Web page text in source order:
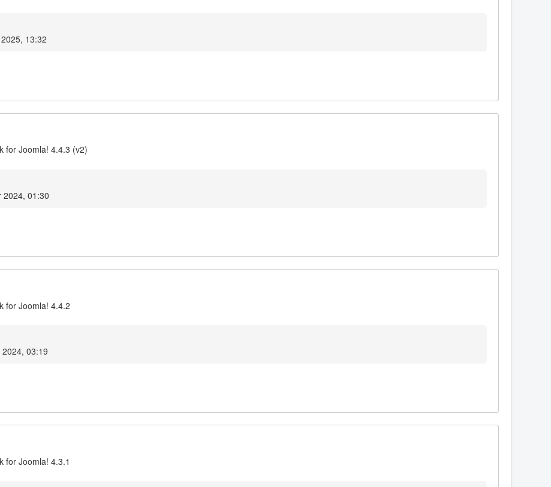
13:32
for Joomla! 4.4.3 (v2)
2024, 01:30
for Joomla! 4.4.2
03:19
for Joomla! 4.3.1